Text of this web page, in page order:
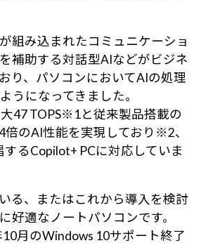
組み込まれたコミュニケーショ
補助する対話型AIなどがビジネ
り、パソコンにおいてAIの処理
うになってきました。
47 TOPS※1と従来製品搭載の
倍のAI性能を実現しており※2、
るCopilot+ PCに対応していま
る、またはこれから導入を検討
好適なノートパソコンです。
月のWindows 10サポート終了